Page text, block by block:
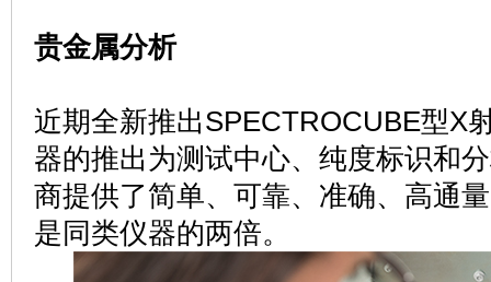
贵金属分析
近期全新推出SPECTROCUBE型X
器的推出为测试中心、纯度标识和
商提供了简单、可靠、准确、高通
是同类仪器的两倍。